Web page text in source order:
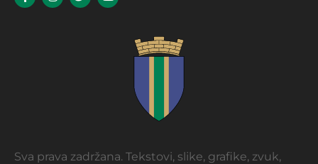
Sva prava zadržana. Tekstovi, slike, grafike, zvuk,